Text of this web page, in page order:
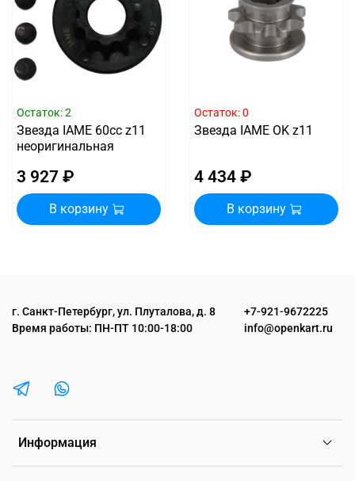
Остаток: 2
Звезда IAME 60cc z11
неоригинальная
3 927 ₽
В корзину
Остаток: 0
Звезда IAME OK z11
4 434 ₽
В корзину
Информация
г. Санкт-Петербург, ул. Плуталова, д. 8
Время работы: ПН-ПТ 10:00-18:00
+7-921-9672225
info@openkart.ru